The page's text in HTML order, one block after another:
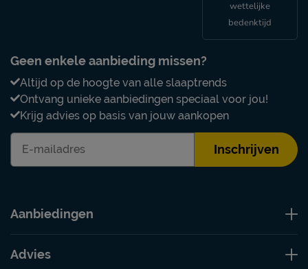
wettelijke
bedenktijd
Geen enkele aanbieding missen?
Altijd op de hoogte van alle slaaptrends
Ontvang unieke aanbiedingen speciaal voor jou!
Krijg advies op basis van jouw aankopen
Inschrijven
Aanbiedingen
Advies